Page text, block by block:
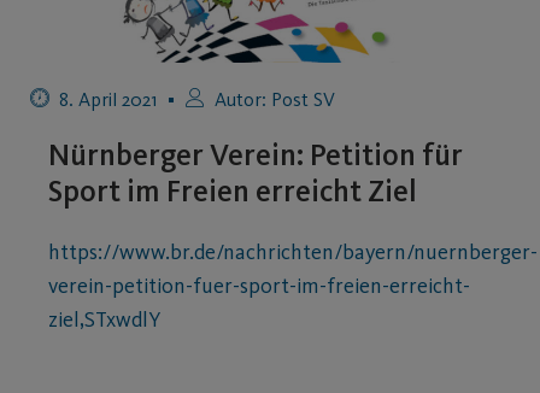
8. April 2021 Autor: Post SV
Nürnberger Verein: Petition für
Sport im Freien erreicht Ziel
https://www.br.de/nachrichten/bayern/nuernberger-
verein-petition-fuer-sport-im-freien-erreicht-
ziel,STxwdlY